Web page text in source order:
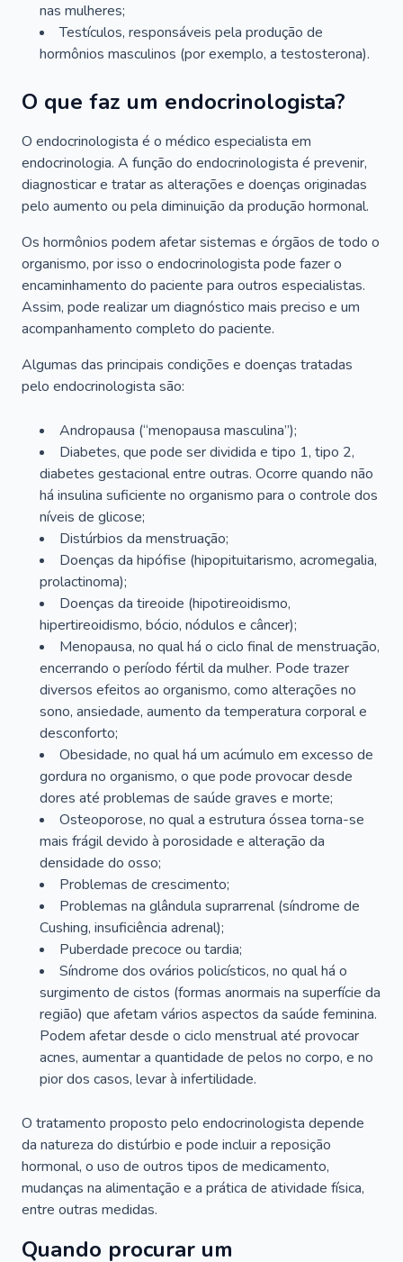
nas mulheres;
Testículos, responsáveis pela produção de
hormônios masculinos (por exemplo, a testosterona).
O que faz um endocrinologista?
O endocrinologista é o médico especialista em
endocrinologia. A função do endocrinologista é prevenir,
diagnosticar e tratar as alterações e doenças originadas
pelo aumento ou pela diminuição da produção hormonal.
Os hormônios podem afetar sistemas e órgãos de todo o
organismo, por isso o endocrinologista pode fazer o
encaminhamento do paciente para outros especialistas.
Assim, pode realizar um diagnóstico mais preciso e um
acompanhamento completo do paciente.
Algumas das principais condições e doenças tratadas
pelo endocrinologista são:
Andropausa (“menopausa masculina”);
Diabetes, que pode ser dividida e tipo 1, tipo 2,
diabetes gestacional entre outras. Ocorre quando não
há insulina suficiente no organismo para o controle dos
níveis de glicose;
Distúrbios da menstruação;
Doenças da hipófise (hipopituitarismo, acromegalia,
prolactinoma);
Doenças da tireoide (hipotireoidismo,
hipertireoidismo, bócio, nódulos e câncer);
Menopausa, no qual há o ciclo final de menstruação,
encerrando o período fértil da mulher. Pode trazer
diversos efeitos ao organismo, como alterações no
sono, ansiedade, aumento da temperatura corporal e
desconforto;
Obesidade, no qual há um acúmulo em excesso de
gordura no organismo, o que pode provocar desde
dores até problemas de saúde graves e morte;
Osteoporose, no qual a estrutura óssea torna-se
mais frágil devido à porosidade e alteração da
densidade do osso;
Problemas de crescimento;
Problemas na glândula suprarrenal (síndrome de
Cushing, insuficiência adrenal);
Puberdade precoce ou tardia;
Síndrome dos ovários policísticos, no qual há o
surgimento de cistos (formas anormais na superfície da
região) que afetam vários aspectos da saúde feminina.
Podem afetar desde o ciclo menstrual até provocar
acnes, aumentar a quantidade de pelos no corpo, e no
pior dos casos, levar à infertilidade.
O tratamento proposto pelo endocrinologista depende
da natureza do distúrbio e pode incluir a reposição
hormonal, o uso de outros tipos de medicamento,
mudanças na alimentação e a prática de atividade física,
entre outras medidas.
Quando procurar um